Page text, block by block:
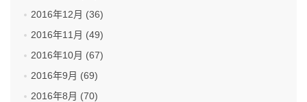
2016年12月 (36)
2016年11月 (49)
2016年10月 (67)
2016年9月 (69)
2016年8月 (70)